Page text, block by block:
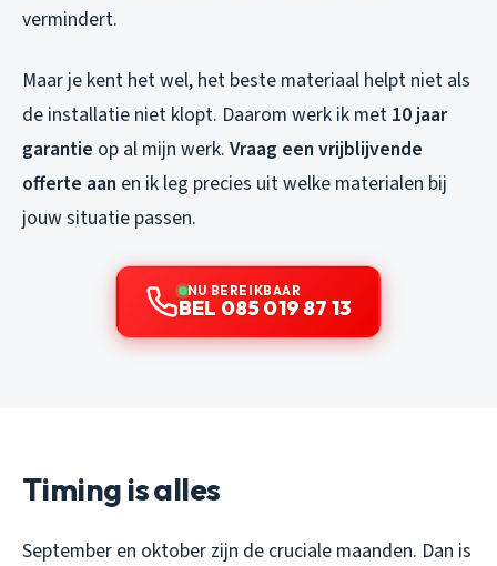
vermindert.
Maar je kent het wel, het beste materiaal helpt niet als
de installatie niet klopt. Daarom werk ik met 10 jaar
garantie op al mijn werk. Vraag een vrijblijvende
offerte aan en ik leg precies uit welke materialen bij
jouw situatie passen.
NU BEREIKBAAR
BEL 085 019 87 13
Timing is alles
September en oktober zijn de cruciale maanden. Dan is